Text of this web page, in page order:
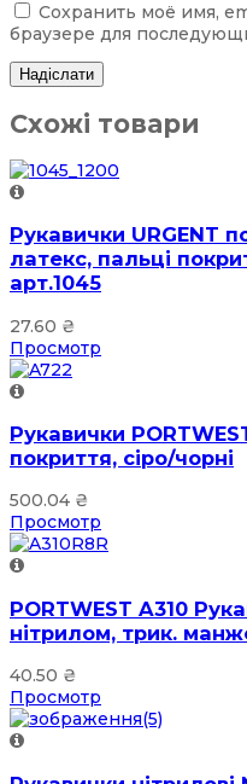
Сохранить моё имя,
браузере для
Схожі товари
Рукавички URGENT
латекс, пальці
арт.1045
27.60 ₴
Просмотр
Рукавички
покриття, сіро/чорні
500.04 ₴
Просмотр
PORTWEST A310
нітрилом, трик.
40.50 ₴
Просмотр